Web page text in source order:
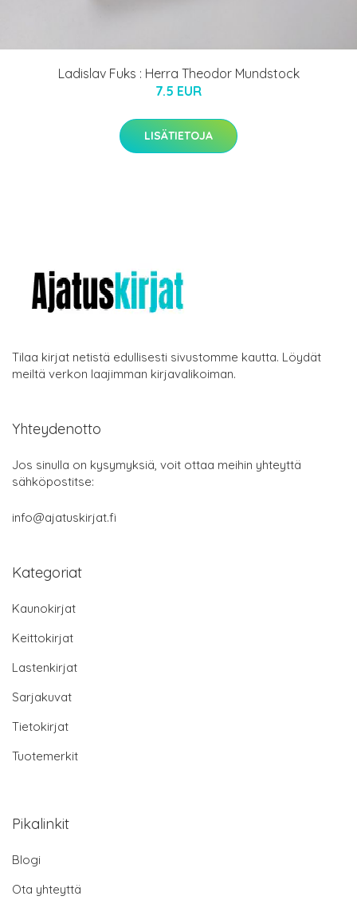
Ladislav Fuks : Herra Theodor Mundstock
7.5 EUR
LISÄTIETOJA
Tilaa kirjat netistä edullisesti sivustomme kautta. Löydät
meiltä verkon laajimman kirjavalikoiman.
Yhteydenotto
Jos sinulla on kysymyksiä, voit ottaa meihin yhteyttä
sähköpostitse:
info@ajatuskirjat.fi
Kategoriat
Kaunokirjat
Keittokirjat
Lastenkirjat
Sarjakuvat
Tietokirjat
Tuotemerkit
Pikalinkit
Blogi
Ota yhteyttä